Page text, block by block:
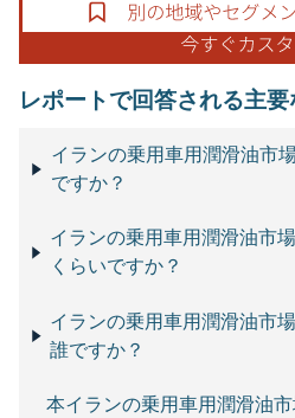
レポートで回答される主要
イランの乗用車用潤滑油市
ですか？
イランの乗用車用潤滑油市
くらいですか？
イランの乗用車用潤滑油市
誰ですか？
本イランの乗用車用潤滑油